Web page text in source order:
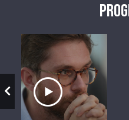
Ascolta il